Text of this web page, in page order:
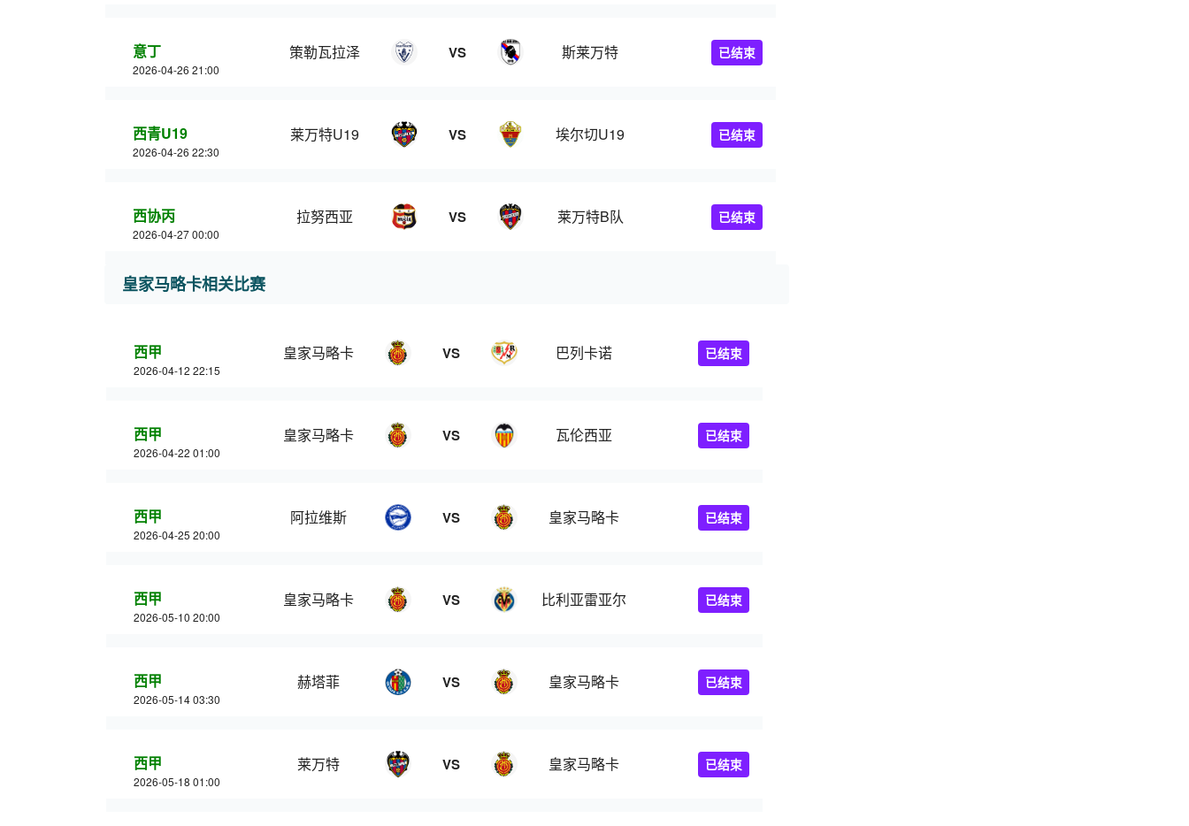
意丁
2026-04-26 21:00
策勒瓦拉泽 VS 斯莱万特 已结束
西青U19
2026-04-26 22:30
莱万特U19 VS 埃尔切U19 已结束
西协丙
2026-04-27 00:00
拉努西亚 VS 莱万特B队 已结束
皇家马略卡相关比赛
西甲
2026-04-12 22:15
皇家马略卡 VS 巴列卡诺 已结束
西甲
2026-04-22 01:00
皇家马略卡 VS 瓦伦西亚 已结束
西甲
2026-04-25 20:00
阿拉维斯 VS 皇家马略卡 已结束
西甲
2026-05-10 20:00
皇家马略卡 VS 比利亚雷亚尔 已结束
西甲
2026-05-14 03:30
赫塔菲 VS 皇家马略卡 已结束
西甲
2026-05-18 01:00
莱万特 VS 皇家马略卡 已结束